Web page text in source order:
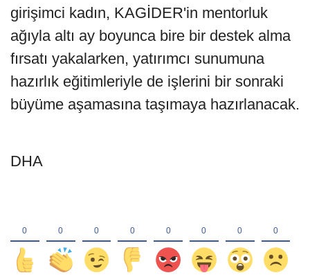
girişimci kadın, KAGİDER'in mentorluk
ağıyla altı ay boyunca bire bir destek alma
fırsatı yakalarken, yatırımcı sunumuna
hazırlık eğitimleriyle de işlerini bir sonraki
büyüme aşamasına taşımaya hazırlanacak.
DHA